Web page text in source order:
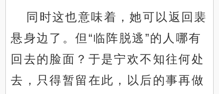
同时这也意味着，她可以返回裴
悬身边了。但“临阵脱逃”的人哪有
回去的脸面？于是宁欢不知往何处
去，只得暂留在此，以后的事再做